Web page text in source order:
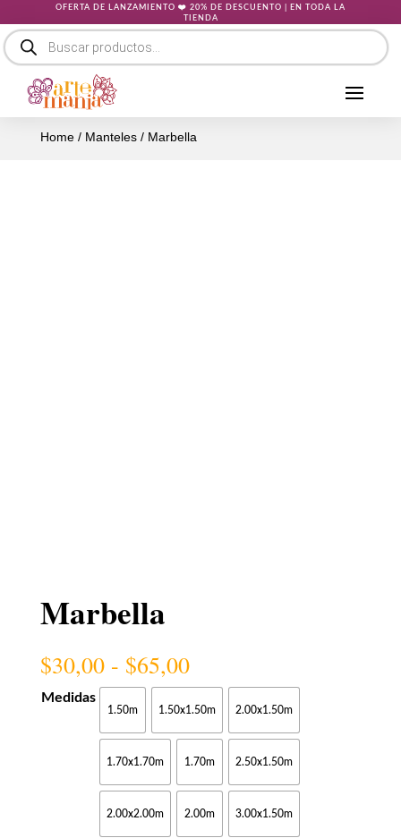
OFERTA DE LANZAMIENTO ❤️ 20% DE DESCUENTO | EN TODA LA
TIENDA
Búsqueda
productos
Home/ Manteles/ Marbella
Marbella
$30,00 - $65,00Rango
de
precios:
desde
$30,00
hasta
$65,00
Medidas
1.50m 1.50x1.50m 2.00x1.50m
1.70x1.70m 1.70m 2.50x1.50m
2.00x2.00m 2.00m 3.00x1.50m